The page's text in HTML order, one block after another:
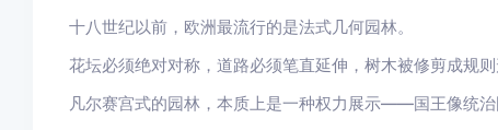
十八世纪以前，欧洲最流行的是法式几何园林。
花坛必须绝对对称，道路必须笔直延伸，树木被修剪成规
凡尔赛宫式的园林，本质上是一种权力展示——国王像统治